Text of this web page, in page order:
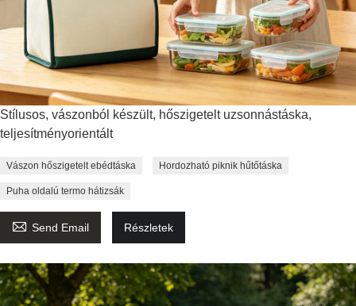
Stílusos, vászonból készült, hőszigetelt uzsonnástáska,
teljesítményorientált
Vászon hőszigetelt ebédtáska Hordozható piknik hűtőtáska
Puha oldalú termo hátizsák
 Send Email Részletek